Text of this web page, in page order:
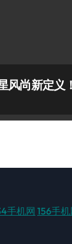
风尚新定义！
手机网 156手机